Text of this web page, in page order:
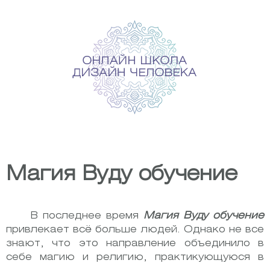
Магия Вуду обучение
В последнее время Магия Вуду обучение
привлекает всё больше людей. Однако не все
знают, что это направление объединило в
себе магию и религию, практикующуюся в